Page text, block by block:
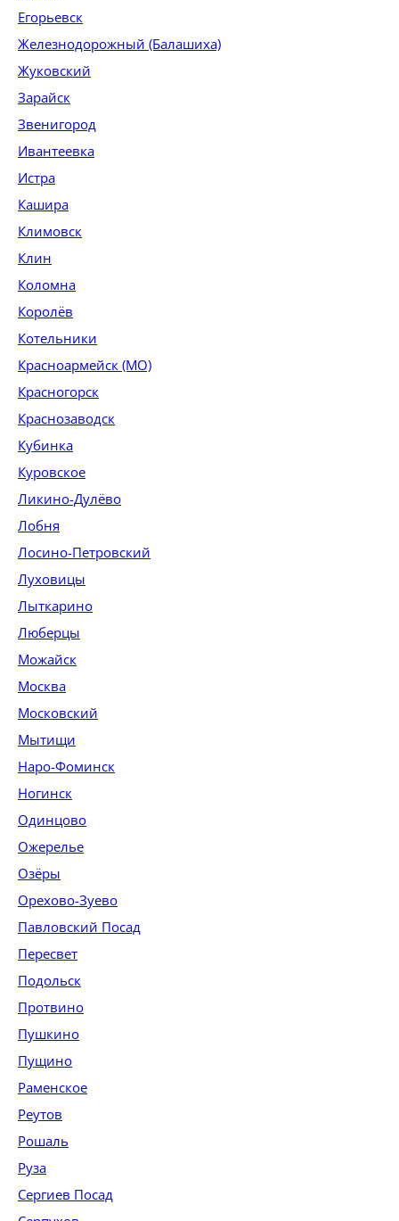
Егорьевск
Железнодорожный (Балашиха)
Жуковский
Зарайск
Звенигород
Ивантеевка
Истра
Кашира
Климовск
Клин
Коломна
Королёв
Котельники
Красноармейск (МО)
Красногорск
Краснозаводск
Кубинка
Куровское
Ликино-Дулёво
Лобня
Лосино-Петровский
Луховицы
Лыткарино
Люберцы
Можайск
Москва
Московский
Мытищи
Наро-Фоминск
Ногинск
Одинцово
Ожерелье
Озёры
Орехово-Зуево
Павловский Посад
Пересвет
Подольск
Протвино
Пушкино
Пущино
Раменское
Реутов
Рошаль
Руза
Сергиев Посад